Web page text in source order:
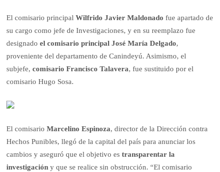
El comisario principal Wilfrido Javier Maldonado fue apartado de
su cargo como jefe de Investigaciones, y en su reemplazo fue
designadoel comisario principal José María Delgado,
proveniente del departamento de Canindeyú. Asimismo, el
subjefe, comisario Francisco Talavera, fue sustituido por el
comisario Hugo Sosa.
El comisarioMarcelino Espinoza, director de la Dirección contra
Hechos Punibles, llegó de la capital del país para anunciar los
cambios y aseguró que el objetivo estransparentar la
investigación y que se realice sin obstrucción. “El comisario